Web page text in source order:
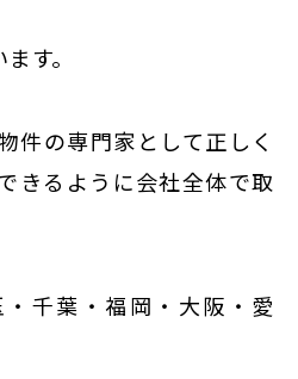
す。
件の専門家として正しく
きるように会社全体で取
千葉・福岡・大阪・愛